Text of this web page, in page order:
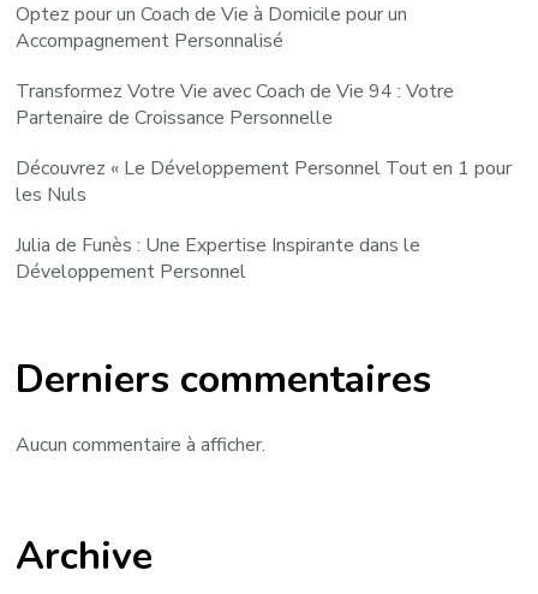
Optez pour un Coach de Vie à Domicile pour un
Accompagnement Personnalisé
Transformez Votre Vie avec Coach de Vie 94 : Votre
Partenaire de Croissance Personnelle
Découvrez « Le Développement Personnel Tout en 1 pour
les Nuls
Julia de Funès : Une Expertise Inspirante dans le
Développement Personnel
Derniers commentaires
Aucun commentaire à afficher.
Archive